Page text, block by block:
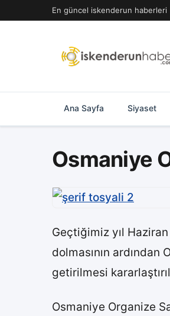
geç
En güncel iskenderun haberleri
Ana Sayfa Siyaset
Osmaniye
Geçtiğimiz yıl Haziran
dolmasının ardından
getirilmesi
Osmaniye Organize